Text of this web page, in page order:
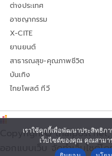
ต่างประเทศ
อาชญากรรม
X-CITE
ยานยนต์
สาธารณสุข-คุณภาพชีวิต
บันเทิง
ไทยโพสต์ ทีวี
Copyright©
ออกแบบเว็บ จัดทำเว็บไซต์
เราใช้คุกกี้เพื่อพัฒนาประสิทธิภ
เว็บไซต์ของคุณ คุณสามา